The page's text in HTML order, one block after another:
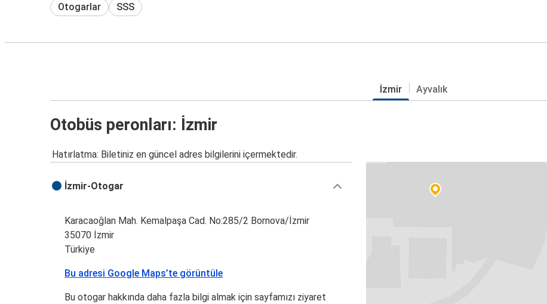
Otogarlar SSS
İzmir Ayvalık
Otobüs peronları: İzmir
Hatırlatma: Biletiniz en güncel adres bilgilerini içermektedir.
İzmir-Otogar
Karacaoğlan Mah. Kemalpaşa Cad. No:285/2 Bornova/İzmir
35070 İzmir
Türkiye
Bu adresi Google Maps’te görüntüle
Bu otogar hakkında daha fazla bilgi almak için sayfamızı ziyaret